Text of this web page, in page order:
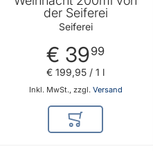
der Seiferei
Seiferei
€ 3999
Inkl. MwSt., zzgl. Versand
€ 199,95 / 1 l
In den